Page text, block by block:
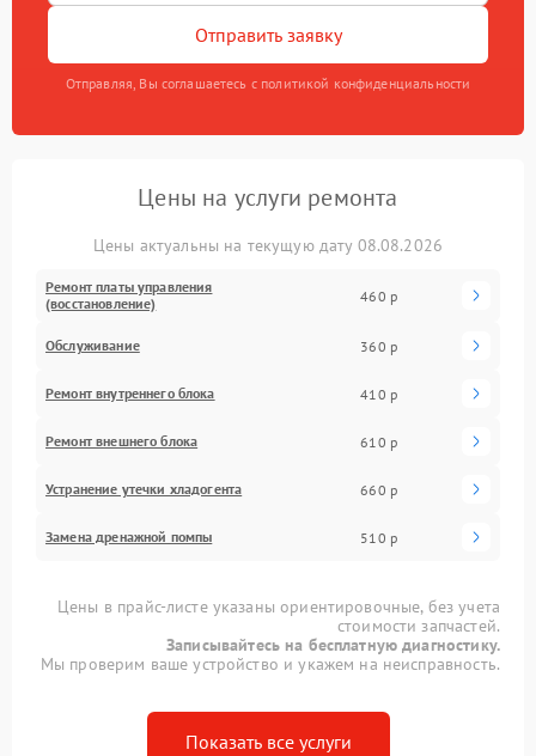
Отправить заявку
Отправляя, Вы соглашаетесь с политикой конфиденциальности
Цены на услуги ремонта
Цены актуальны на текущую дату 08.08.2026
Ремонт платы управления
(восстановление)
460 р
Обслуживание 360 р
Ремонт внутреннего блока 410 р
Ремонт внешнего блока 610 р
Устранение утечки хладогента 660 р
Замена дренажной помпы 510 р
Цены в прайс-листе указаны ориентировочные, без учета
стоимости запчастей.
Записывайтесь на бесплатную диагностику.
Мы проверим ваше устройство и укажем на неисправность.
Показать все услуги